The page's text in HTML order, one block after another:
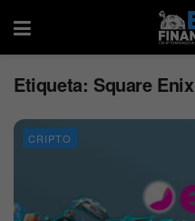
Etiqueta: Square Enix
CRIPTO